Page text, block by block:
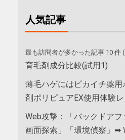
人気記事
最も訪問者が多かった記事 10 件
育毛剤成分比較(試用1)
薄毛ハゲにはピカイチ薬
剤ポリピュアEX使用体験
Web攻撃：「バックドア
画面探索」「環境偵察」➡